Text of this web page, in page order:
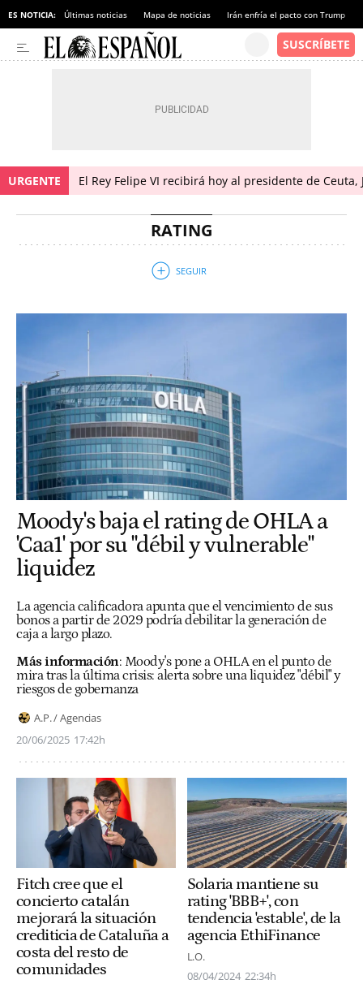
ES NOTICIA: Últimas noticias Mapa de noticias Irán enfría el pacto con Trump
URGENTE El Rey Felipe VI recibirá hoy al presidente de Ceuta,
RATING
Moody's baja el rating de OHLA a
'Caa1' por su "débil y vulnerable"
liquidez
La agencia calificadora apunta que el vencimiento de sus
bonos a partir de 2029 podría debilitar la generación de
caja a largo plazo.
Más información: Moody's pone a OHLA en el punto de
mira tras la última crisis: alerta sobre una liquidez "débil" y
riesgos de gobernanza
A.P. / Agencias
20/06/2025 17:42h
Fitch cree que el
concierto catalán
mejorará la situación
crediticia de Cataluña a
costa del resto de
comunidades
Solaria mantiene su
rating 'BBB+', con
tendencia 'estable', de la
agencia EthiFinance
L.O.
08/04/2024 22:34h